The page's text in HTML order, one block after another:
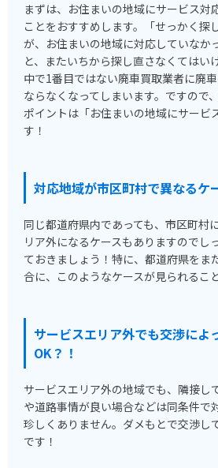
まずは、お住まいの地域にサービス対
ことをおすすめします。「せっかく探
が、お住まいの地域に対応していなか
と、またいちから探し直さなくてはい
中で1番目ではない廃車買取業者に廃
ならなくなってしまいます。ですので
ポイントは「お住まいの地域にサービ
す！
対応地域が市区町村で異なるケ
同じ都道府県内であっても、市区町村
リア外になるケースもありますのでし
ておきましょう！特に、都道府県をま
合に、このようなケースが見られるこ
サービスエリア外でも交渉によ
OK？！
サービスエリア外の地域でも、隣接し
や道路事情が良い場合などは同条件で
珍しくありません。ダメもとで交渉し
です！